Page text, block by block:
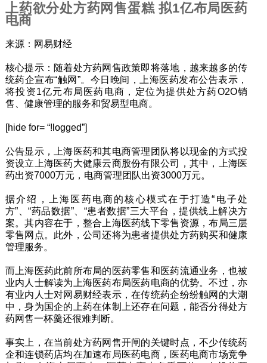
上药欲分处方药网售蛋糕 拟1亿布局医药
电商
来源：网易财经
核心提示：随着处方药网售政策即将落地，越来越多的传
统药企宣布“触网”。今日晚间，上海医药发布公告表示，
将投资1亿元布局医药电商，定位为提供处方药O2O销
售、健康管理的服务和贸易型电商。
[hide for= “!logged”]
公告显示，上海医药和其电商管理团队将以现金的方式投
资设立上海医药大健康云商股份有限公司，其中，上海医
药出资7000万元，电商管理团队出资3000万元。
据介绍，上海医药电商的核心模式在于打造“电子处
方”、“药品数据”、“患者数据”三大平台，提供线上解决方
案。其内容在于，整合上海医药线下零售资源，布局三层
零售网点。此外，公司还将为患者提供处方药购买和健康
管理服务。
而上海医药此前所布局的医药零售和医药流通业务，也被
业内人士解读为上海医药布局医药电商的优势。不过，亦
有业内人士对网易财经表示，在传统药企纷纷触网的大潮
中，身为国企的上药在体制上还存在问题，能否分得处方
药网售一杯羹还很难判断。
事实上，在当前处方药网售开闸的关键时点，不少传统药
企和连锁药店均在加速布局医药电商，医药电商市场竞争